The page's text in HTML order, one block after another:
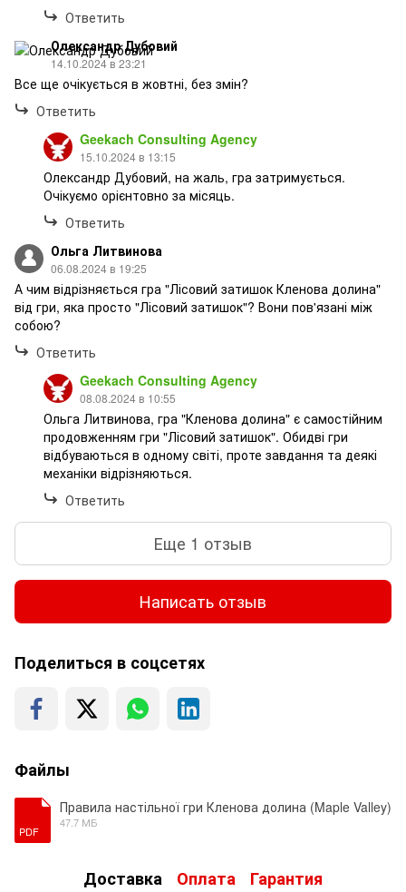
Ответить
Олександр Дубовий
14.10.2024 в 23:21
Все ще очікується в жовтні, без змін?
Ответить
Geekach Consulting Agency
15.10.2024 в 13:15
Олександр Дубовий, на жаль, гра затримується.
Очікуємо орієнтовно за місяць.
Ответить
Ольга Литвинова
06.08.2024 в 19:25
А чим відрізняється гра "Лісовий затишок Кленова долина"
від гри, яка просто "Лісовий затишок"? Вони пов'язані між
собою?
Ответить
Geekach Consulting Agency
08.08.2024 в 10:55
Ольга Литвинова, гра "Кленова долина" є самостійним
продовженням гри "Лісовий затишок". Обидві гри
відбуваються в одному світі, проте завдання та деякі
механіки відрізняються.
Ответить
Еще 1 отзыв
Написать отзыв
Поделиться в соцсетях
Файлы
PDF
Правила настільної гри Кленова долина (Maple Valley)
47.7 МБ
Доставка Оплата Гарантия